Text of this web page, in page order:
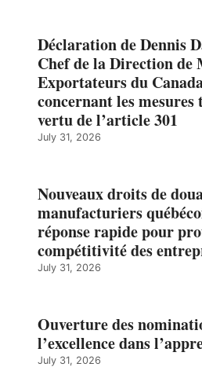
Déclaration de Dennis
Chef de la Direction
Exportateurs du
concernant les
vertu de l’article 301
July 31, 2026
Nouveaux droits de
manufacturiers
réponse rapide pour
compétitivité des
July 31, 2026
Ouverture des
l’excellence dans
July 31, 2026